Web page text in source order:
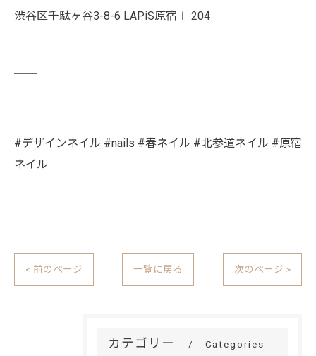
渋谷区千駄ヶ谷3-8-6 LAPiS原宿Ⅰ 204
#デザインネイル #nails #春ネイル #北参道ネイル #原宿
ネイル
< 前のページ 一覧に戻る 次のページ >
カテゴリー Categories